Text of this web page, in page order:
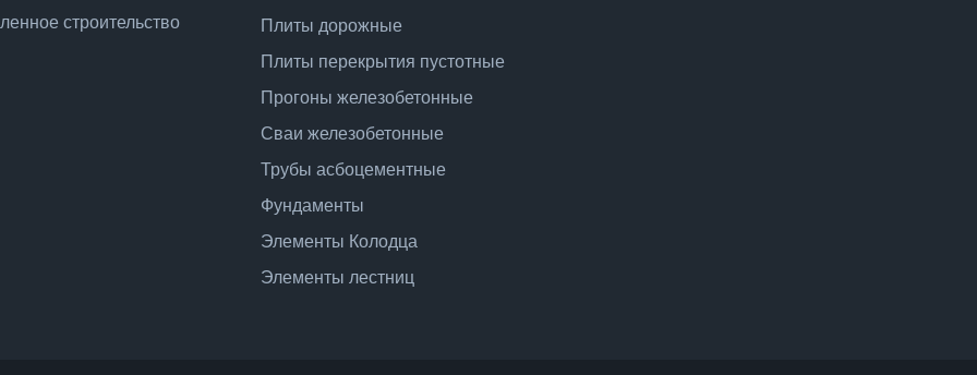
строительство
Плиты дорожные
Плиты перекрытия пустотные
Прогоны железобетонные
Сваи железобетонные
Трубы асбоцементные
Фундаменты
Элементы Колодца
Элементы лестниц